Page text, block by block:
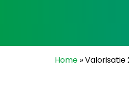
Home »Valorisatie